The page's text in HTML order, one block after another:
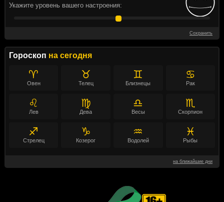
Укажите уровень вашего настроения:
Сохранить
Гороскоп на сегодня
♈
Овен
♉
Телец
♊
Близнецы
♋
Рак
♌
Лев
♍
Дева
♎
Весы
♏
Скорпион
♐
Стрелец
♑
Козерог
♒
Водолей
♓
Рыбы
на ближайшие дни